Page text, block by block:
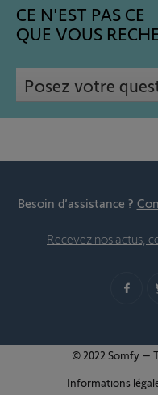
CE N'EST PAS CE
QUE VOUS
Posez votre
Besoin d’assistance ?
Recevez nos actus,
© 2022 Somfy –
Informations